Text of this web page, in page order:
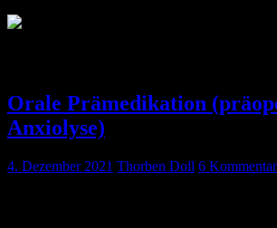
Orale Prämedikation
Anxiolyse)
4. Dezember 2021 Thorben Doll 6